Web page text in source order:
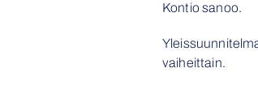
Kontio sanoo.
vaiheittain.